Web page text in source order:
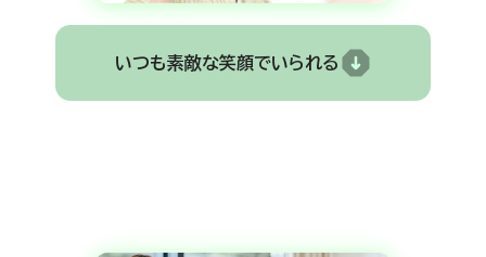
いつも素敵な笑顔でいられる